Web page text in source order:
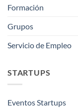
Formación
Grupos
Servicio de Empleo
STARTUPS
Eventos Startups